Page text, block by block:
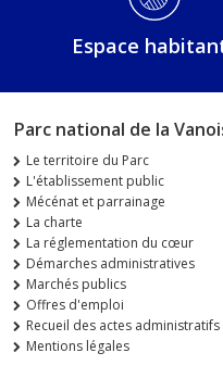
Espace
Parc national de la
Le territoire du Parc
L'établissement public
Mécénat et parrainage
La charte
La réglementation du cœur
Démarches administratives
Marchés publics
Offres d'emploi
Recueil des actes administratifs
Mentions légales